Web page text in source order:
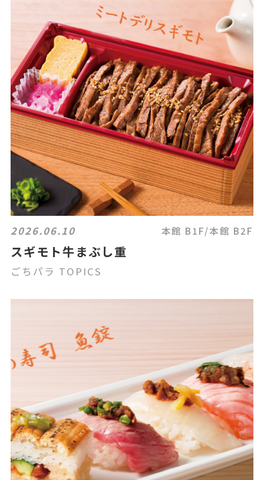
2026.06.10 本館 B1F/本館 B2F
スギモト牛まぶし重
ごちパラ TOPICS